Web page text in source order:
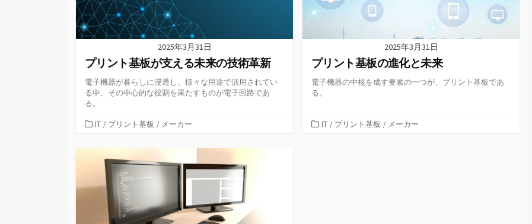
2025年3月31日
プリント基板が支える未来の技術革新
電子機器が暮らしに浸透し、様々な用途で活用されてい
る中、その中心的な役割を果たすものが電子回路であ
る。
カ
ゴ
IT / プリント基板 / メーカー
2025年3月31日
プリント基板の進化と未来
電子機器の中核を成す要素の一つが、プリント基板であ
る。
カ
IT / プリント基板 / メーカー